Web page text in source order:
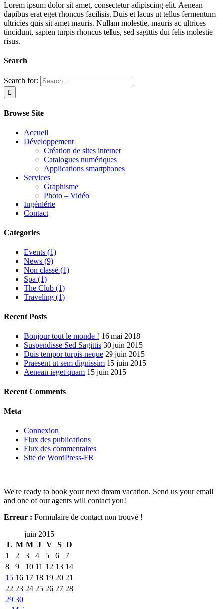
Lorem ipsum dolor sit amet, consectetur adipiscing elit. Aenean
dapibus erat eget rhoncus facilisis. Duis et lacus ut tellus fermentum
ultricies quis sit amet mauris. Nullam molestie, mauris ac ultrices
tincidunt, sapien turpis rhoncus tellus, sed sagittis dui felis molestie
risus.
Search
Search for:
Browse Site
Accueil
Développement
Création de sites internet
Catalogues numériques
Applications smartphones
Services
Graphisme
Photo – Vidéo
Ingéniérie
Contact
Categories
Events (1)
News (9)
Non classé (1)
Spa (1)
The Club (1)
Traveling (1)
Recent Posts
Bonjour tout le monde ! 16 mai 2018
Suspendisse Sed Sagittis 30 juin 2015
Duis tempor turpis neque 29 juin 2015
Praesent ut sem dignissim 15 juin 2015
Aenean ieget quam 15 juin 2015
Recent Comments
Meta
Connexion
Flux des publications
Flux des commentaires
Site de WordPress-FR
We're ready to book your next dream vacation. Send us your email
and one of our agents will contact you!
Erreur : Formulaire de contact non trouvé !
juin 2015
L M M J V S D
1
2 3 4 5 6
7
8
9 10 11 12 13 14
15 16 17 18 19 20 21
22 23 24 25 26 27 28
29 30